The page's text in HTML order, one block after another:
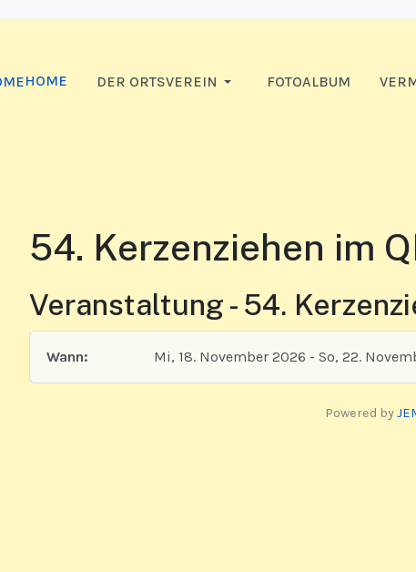
HOME DER ORTSVEREIN FOTOALBUM
54. Kerzenziehen im
Veranstaltung - 54.
Wann: Mi, 18. November 2026 - So, 22.
Powered by